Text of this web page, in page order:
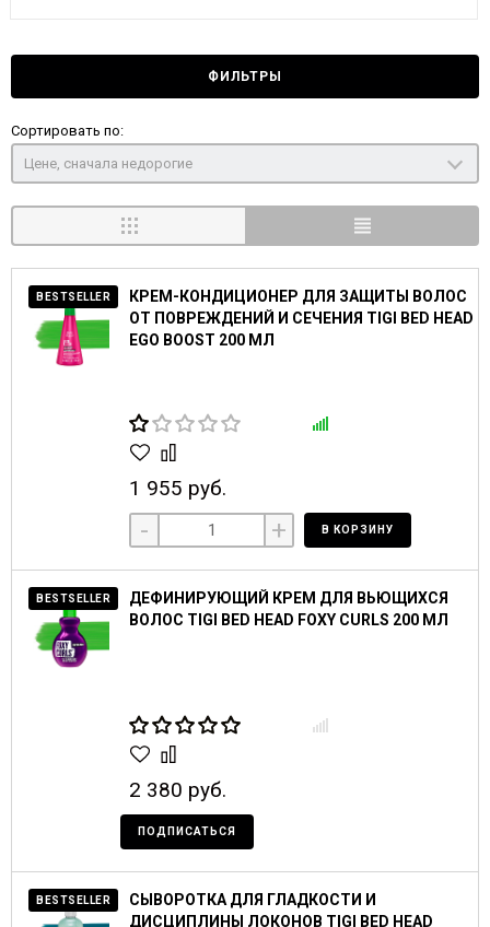
ФИЛЬТРЫ
Сортировать по:
Цене, сначала недорогие
BESTSELLER
КРЕМ-КОНДИЦИОНЕР ДЛЯ ЗАЩИТЫ ВОЛОС
ОТ ПОВРЕЖДЕНИЙ И СЕЧЕНИЯ TIGI BED HEAD
EGO BOOST 200 МЛ
1 955 руб.
- + В КОРЗИНУ
BESTSELLER
ДЕФИНИРУЮЩИЙ КРЕМ ДЛЯ ВЬЮЩИХСЯ
ВОЛОС TIGI BED HEAD FOXY CURLS 200 МЛ
2 380 руб.
ПОДПИСАТЬСЯ
BESTSELLER
СЫВОРОТКА ДЛЯ ГЛАДКОСТИ И
ДИСЦИПЛИНЫ ЛОКОНОВ TIGI BED HEAD